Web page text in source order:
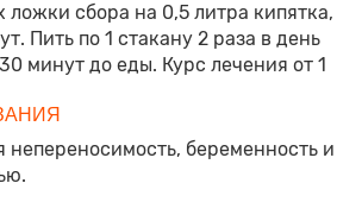
ложки сбора на 0,5 литра кипятка,
Пить по 1 стакану 2 раза в день
минут до еды. Курс лечения от 1
непереносимость, беременность и